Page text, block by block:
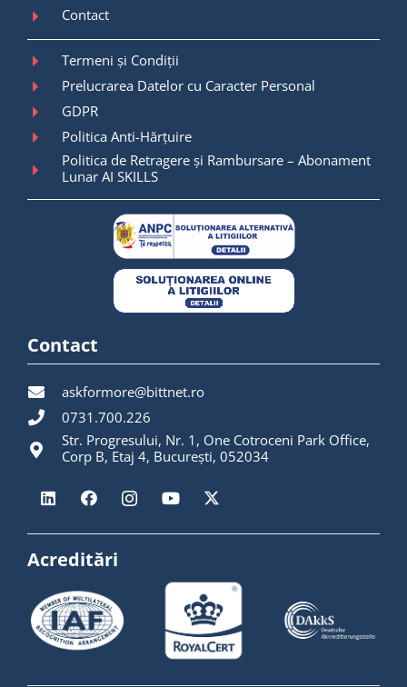
Contact
Termeni și Condiții
Prelucrarea Datelor cu Caracter Personal
GDPR
Politica Anti-Hărțuire
Politica de Retragere și Rambursare – Abonament
Lunar AI SKILLS
Contact
askformore@bittnet.ro
0731.700.226
Str. Progresului, Nr. 1, One Cotroceni Park Office,
Corp B, Etaj 4, București, 052034
Acreditări